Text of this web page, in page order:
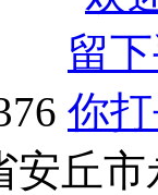
安丘